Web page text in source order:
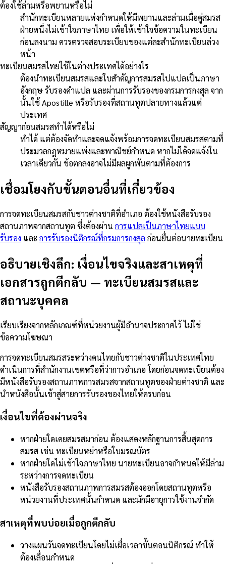
ต้องใช้ล่ามหรือพยานหรือไม่
สำนักทะเบียนหลายแห่งกำหนดให้มีพยานและล่ามเมื่อคู่สมรส
ฝ่ายหนึ่งไม่เข้าใจภาษาไทย เพื่อให้เข้าใจข้อความในทะเบียน
ก่อนลงนาม ควรตรวจสอบระเบียบของแต่ละสำนักทะเบียนล่วง
หน้า
ทะเบียนสมรสไทยใช้ในต่างประเทศได้อย่างไร
ต้องนำทะเบียนสมรสและใบสำคัญการสมรสไปแปลเป็นภาษา
อังกฤษ รับรองคำแปล และผ่านการรับรองของกรมการกงสุล จาก
นั้นใช้ Apostille หรือรับรองที่สถานทูตปลายทางแล้วแต่
ประเทศ
สัญญาก่อนสมรสทำได้หรือไม่
ทำได้ แต่ต้องจัดทำและจดแจ้งพร้อมการจดทะเบียนสมรสตามที่
ประมวลกฎหมายแพ่งและพาณิชย์กำหนด หากไม่ได้จดแจ้งใน
เวลาเดียวกัน ข้อตกลงอาจไม่มีผลผูกพันตามที่ต้องการ
เชื่อมโยงกับขั้นตอนอื่นที่เกี่ยวข้อง
การจดทะเบียนสมรสกับชาวต่างชาติที่อำเภอ ต้องใช้หนังสือรับรอง
สถานภาพจากสถานทูต ซึ่งต้องผ่าน การแปลเป็นภาษาไทยแบบ
รับรอง และ การรับรองนิติกรณ์ที่กรมการกงสุล ก่อนยื่นต่อนายทะเบียน
อธิบายเชิงลึก: เงื่อนไขจริงและสาเหตุที่
เอกสารถูกตีกลับ — ทะเบียนสมรสและ
สถานะบุคคล
เรียบเรียงจากหลักเกณฑ์ที่หน่วยงานผู้มีอำนาจประกาศไว้ ไม่ใช่
ข้อความโฆษณา
การจดทะเบียนสมรสระหว่างคนไทยกับชาวต่างชาติในประเทศไทย
ดำเนินการที่สำนักงานเขตหรือที่ว่าการอำเภอ โดยก่อนจดทะเบียนต้อง
มีหนังสือรับรองสถานภาพการสมรสจากสถานทูตของฝ่ายต่างชาติ และ
นำหนังสือนั้นเข้าสู่สายการรับรองของไทยให้ครบก่อน
เงื่อนไขที่ต้องผ่านจริง
หากฝ่ายใดเคยสมรสมาก่อน ต้องแสดงหลักฐานการสิ้นสุดการ
สมรส เช่น ทะเบียนหย่าหรือใบมรณบัตร
หากฝ่ายใดไม่เข้าใจภาษาไทย นายทะเบียนอาจกำหนดให้มีล่าม
ระหว่างการจดทะเบียน
หนังสือรับรองสถานภาพการสมรสต้องออกโดยสถานทูตหรือ
หน่วยงานที่ประเทศนั้นกำหนด และมักมีอายุการใช้งานจำกัด
สาเหตุที่พบบ่อยเมื่อถูกตีกลับ
วางแผนวันจดทะเบียนโดยไม่เผื่อเวลาขั้นตอนนิติกรณ์ ทำให้
ต้องเลื่อนกำหนด